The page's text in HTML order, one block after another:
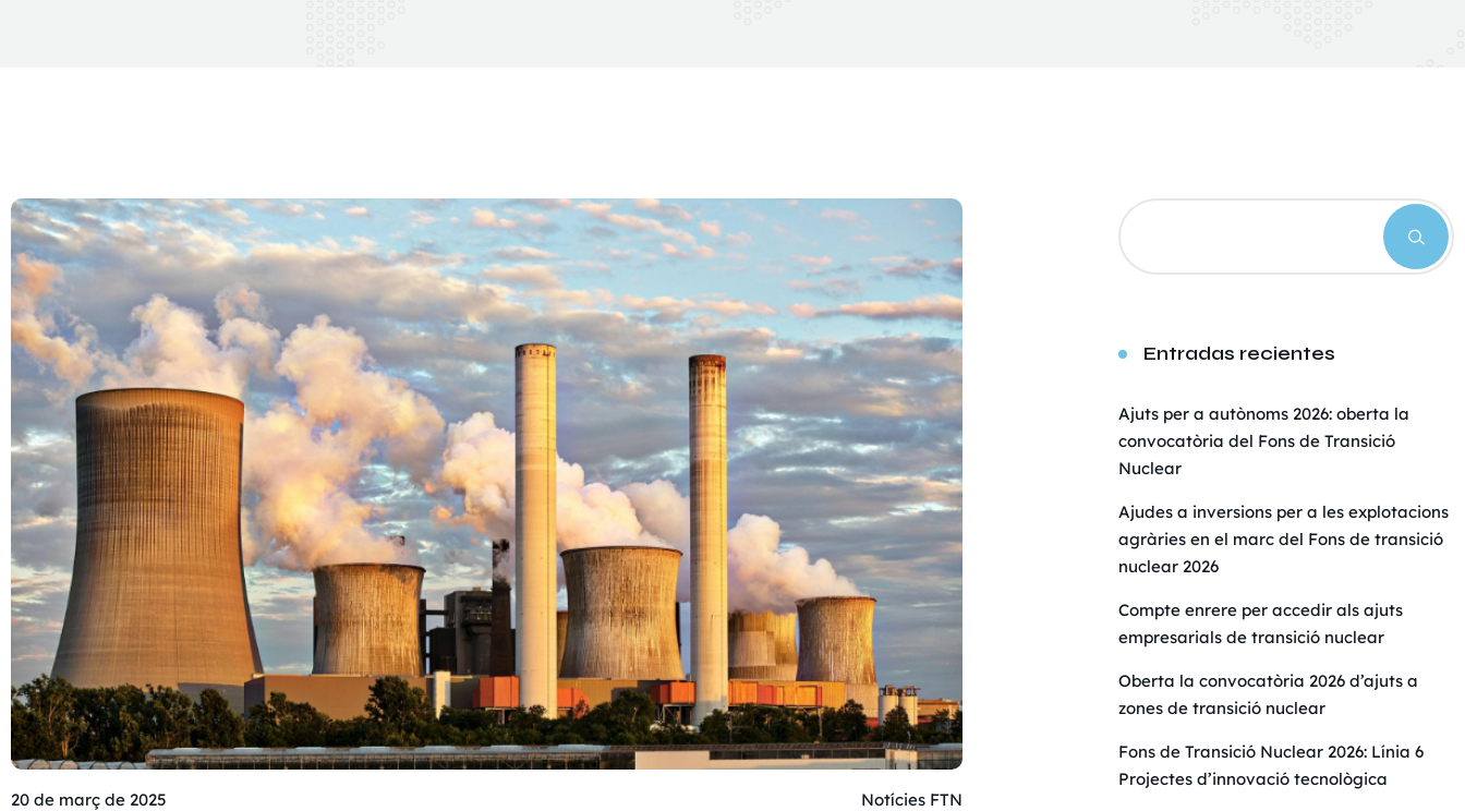
20 de març de 2025 Notícies FTN
Entradas recientes
Ajuts per a autònoms 2026: oberta la
convocatòria del Fons de Transició
Nuclear
Ajudes a inversions per a les explotacions
agràries en el marc del Fons de transició
nuclear 2026
Compte enrere per accedir als ajuts
empresarials de transició nuclear
Oberta la convocatòria 2026 d’ajuts a
zones de transició nuclear
Fons de Transició Nuclear 2026: Línia 6
Projectes d’innovació tecnològica